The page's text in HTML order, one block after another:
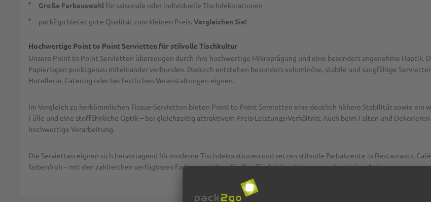
Große Farbauswahl für saisonale oder individuelle Tischdekorationen
pack2go bietet gute Qualität zum kleinen Preis. Vergleichen Sie!
Hochwertige Point to Point Servietten für stilvolle Tischkultur
Unsere Point to Point Servietten überzeugen durch ihre hochwertige Mikroprägung und eine besonders angenehme
Papierlagen punktgenau miteinander verbunden. Dadurch entstehen besonders voluminöse, stabile und saugfähige
Hotellerie, Catering oder bei festlichen Veranstaltungen eignen.
Im Vergleich zu herkömmlichen Tissue-Servietten bieten Point to Point Servietten eine deutlich höhere Stabilität sowie ein
Fülle und eine stoffähnliche Optik – bei gleichzeitig attraktivem Preis-Leistungs-Verhältnis. Auch beim Falten und
hochwertige Verarbeitung.
Die Servietten eignen sich hervorragend für moderne Tischdekorationen und setzen stilvolle Farbakzente in Restaurants,
farbenfroh – mit den zahlreichen verfügbaren Farben gestalten Sie Ihre Tischdekoration passend zu jedem Anlass.